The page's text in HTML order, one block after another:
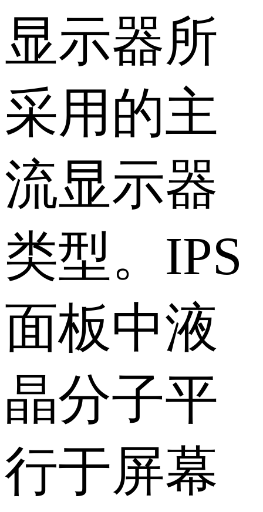
显示器所
采用的主
流显示器
类型。IPS
面板中液
晶分子平
行于屏幕